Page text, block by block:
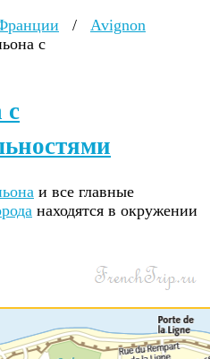
/
Avignon
с
и все главные
находятся в окружении